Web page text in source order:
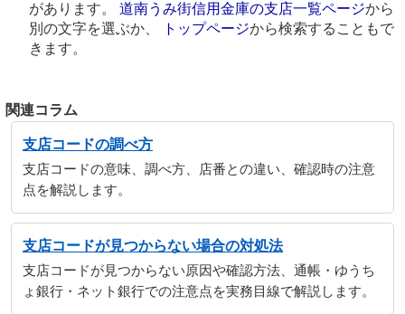
があります。 道南うみ街信用金庫の支店一覧ページから
別の文字を選ぶか、
トップページから検索することもで
きます。
関連コラム
支店コードの調べ方
支店コードの意味、調べ方、店番との違い、確認時の注意
点を解説します。
支店コードが見つからない場合の対処法
支店コードが見つからない原因や確認方法、通帳・ゆうち
ょ銀行・ネット銀行での注意点を実務目線で解説します。